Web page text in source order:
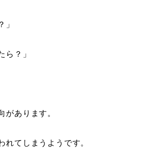
」
ら？」
があります。
れてしまうようです。